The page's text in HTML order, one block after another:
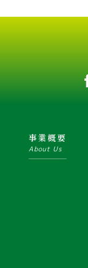
事業概要
About Us